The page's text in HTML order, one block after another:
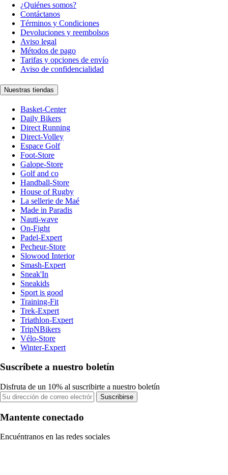
¿Quiénes somos?
Contáctanos
Términos y Condiciones
Devoluciones y reembolsos
Aviso legal
Métodos de pago
Tarifas y opciones de envío
Aviso de confidencialidad
Nuestras tiendas
Basket-Center
Daily Bikers
Direct Running
Direct-Volley
Espace Golf
Foot-Store
Galope-Store
Golf and co
Handball-Store
House of Rugby
La sellerie de Maé
Made in Paradis
Nauti-wave
On-Fight
Padel-Expert
Pecheur-Store
Slowood Interior
Smash-Expert
Sneak'In
Sneakids
Sport is good
Training-Fit
Trek-Expert
Triathlon-Expert
TripNBikers
Vélo-Store
Winter-Expert
Suscríbete a nuestro boletín
Disfruta de un 10% al suscribirte a nuestro boletín
Suscribirse
Mantente conectado
Encuéntranos en las redes sociales